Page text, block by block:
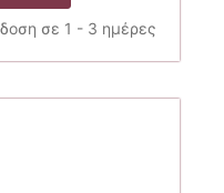
σε 1 - 3 ημέρες